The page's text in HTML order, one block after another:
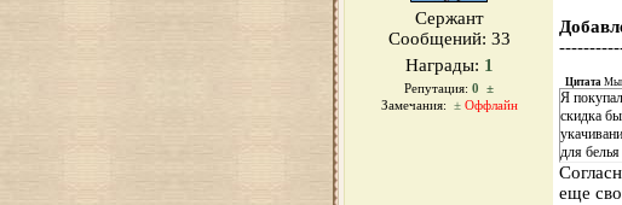
Сержант
Сообщений: 33
Награды: 1
Репутация: 0
±
Замечания:
± Оффлайн
Цитата
Я
скидка
для
еще